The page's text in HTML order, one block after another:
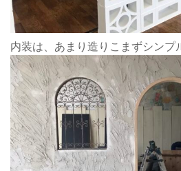
内装は、あまり造りこまずシンプ